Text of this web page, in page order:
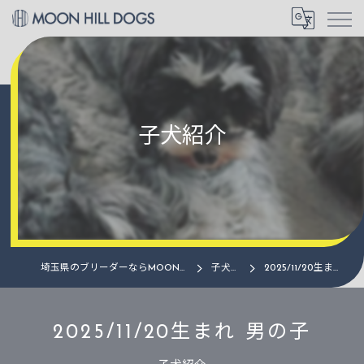
子犬紹介
埼玉県のブリーダーならMOON HILL DOGS 子犬紹介 2025/11/20生まれ 男の子
2025/11/20生まれ 男の子